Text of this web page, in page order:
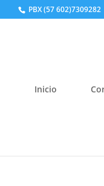
PBX (57 602)7309282
Inicio